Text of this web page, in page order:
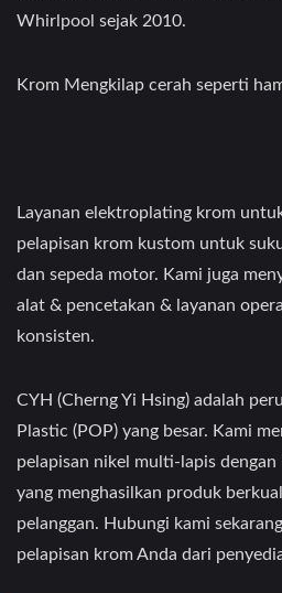
Whirlpool sejak 2010.
Krom Mengkilap cerah seperti
Layanan elektroplating krom
pelapisan krom kustom untuk
dan sepeda motor. Kami juga
alat & pencetakan & layanan
konsisten.
CYH (Cherng Yi Hsing) adalah
Plastic (POP) yang besar. Kami
pelapisan nikel multi-lapis
yang menghasilkan produk
pelanggan. Hubungi kami
pelapisan krom Anda dari